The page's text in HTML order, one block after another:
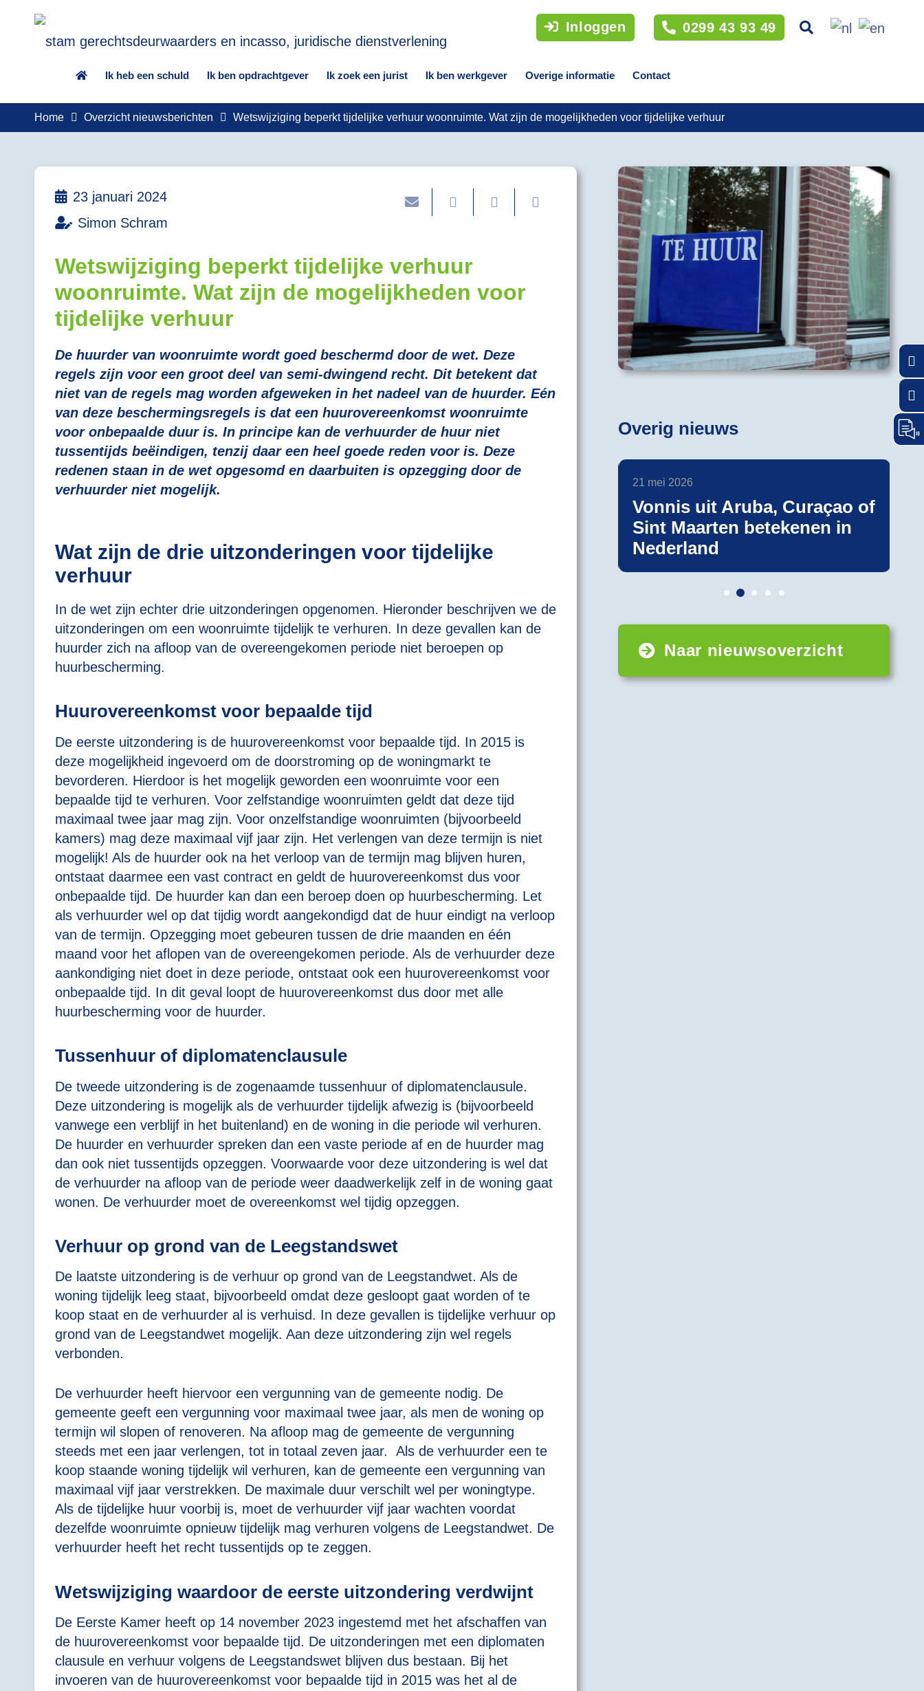
Inloggen 0299 43 93 49
Ik heb een schuld Ik ben opdrachtgever Ik zoek een jurist Ik ben werkgever Overige informatie Contact
Home Overzicht nieuwsberichten Wetswijziging beperkt tijdelijke verhuur woonruimte. Wat zijn de mogelijkheden voor tijdelijke verhuur
23 januari 2024
Simon Schram
Wetswijziging beperkt tijdelijke verhuur
woonruimte. Wat zijn de mogelijkheden voor
tijdelijke verhuur
De huurder van woonruimte wordt goed beschermd door de wet. Deze
regels zijn voor een groot deel van semi-dwingend recht. Dit betekent dat
niet van de regels mag worden afgeweken in het nadeel van de huurder. Eén
van deze beschermingsregels is dat een huurovereenkomst woonruimte
voor onbepaalde duur is. In principe kan de verhuurder de huur niet
tussentijds beëindigen, tenzij daar een heel goede reden voor is. Deze
redenen staan in de wet opgesomd en daarbuiten is opzegging door de
verhuurder niet mogelijk.
Wat zijn de drie uitzonderingen voor tijdelijke
verhuur
In de wet zijn echter drie uitzonderingen opgenomen. Hieronder beschrijven we de
uitzonderingen om een woonruimte tijdelijk te verhuren. In deze gevallen kan de
huurder zich na afloop van de overeengekomen periode niet beroepen op
huurbescherming.
Huurovereenkomst voor bepaalde tijd
De eerste uitzondering is de huurovereenkomst voor bepaalde tijd. In 2015 is
deze mogelijkheid ingevoerd om de doorstroming op de woningmarkt te
bevorderen. Hierdoor is het mogelijk geworden een woonruimte voor een
bepaalde tijd te verhuren. Voor zelfstandige woonruimten geldt dat deze tijd
maximaal twee jaar mag zijn. Voor onzelfstandige woonruimten (bijvoorbeeld
kamers) mag deze maximaal vijf jaar zijn. Het verlengen van deze termijn is niet
mogelijk! Als de huurder ook na het verloop van de termijn mag blijven huren,
ontstaat daarmee een vast contract en geldt de huurovereenkomst dus voor
onbepaalde tijd. De huurder kan dan een beroep doen op huurbescherming. Let
als verhuurder wel op dat tijdig wordt aangekondigd dat de huur eindigt na verloop
van de termijn. Opzegging moet gebeuren tussen de drie maanden en één
maand voor het aflopen van de overeengekomen periode. Als de verhuurder deze
aankondiging niet doet in deze periode, ontstaat ook een huurovereenkomst voor
onbepaalde tijd. In dit geval loopt de huurovereenkomst dus door met alle
huurbescherming voor de huurder.
Tussenhuur of diplomatenclausule
De tweede uitzondering is de zogenaamde tussenhuur of diplomatenclausule.
Deze uitzondering is mogelijk als de verhuurder tijdelijk afwezig is (bijvoorbeeld
vanwege een verblijf in het buitenland) en de woning in die periode wil verhuren.
De huurder en verhuurder spreken dan een vaste periode af en de huurder mag
dan ook niet tussentijds opzeggen. Voorwaarde voor deze uitzondering is wel dat
de verhuurder na afloop van de periode weer daadwerkelijk zelf in de woning gaat
wonen. De verhuurder moet de overeenkomst wel tijdig opzeggen.
Verhuur op grond van de Leegstandswet
De laatste uitzondering is de verhuur op grond van de Leegstandwet. Als de
woning tijdelijk leeg staat, bijvoorbeeld omdat deze gesloopt gaat worden of te
koop staat en de verhuurder al is verhuisd. In deze gevallen is tijdelijke verhuur op
grond van de Leegstandwet mogelijk. Aan deze uitzondering zijn wel regels
verbonden.
De verhuurder heeft hiervoor een vergunning van de gemeente nodig. De
gemeente geeft een vergunning voor maximaal twee jaar, als men de woning op
termijn wil slopen of renoveren. Na afloop mag de gemeente de vergunning
steeds met een jaar verlengen, tot in totaal zeven jaar. Als de verhuurder een te
koop staande woning tijdelijk wil verhuren, kan de gemeente een vergunning van
maximaal vijf jaar verstrekken. De maximale duur verschilt wel per woningtype.
Als de tijdelijke huur voorbij is, moet de verhuurder vijf jaar wachten voordat
dezelfde woonruimte opnieuw tijdelijk mag verhuren volgens de Leegstandwet. De
verhuurder heeft het recht tussentijds op te zeggen.
Wetswijziging waardoor de eerste uitzondering verdwijnt
De Eerste Kamer heeft op 14 november 2023 ingestemd met het afschaffen van
de huurovereenkomst voor bepaalde tijd. De uitzonderingen met een diplomaten
clausule en verhuur volgens de Leegstandswet blijven dus bestaan. Bij het
invoeren van de huurovereenkomst voor bepaalde tijd in 2015 was het al de
Overig nieuws
23 april 2025 21 mei 2026
Vonnis uit Aruba, Curaçao of
Sint Maarten betekenen in
Nederland
Naar nieuwsoverzicht